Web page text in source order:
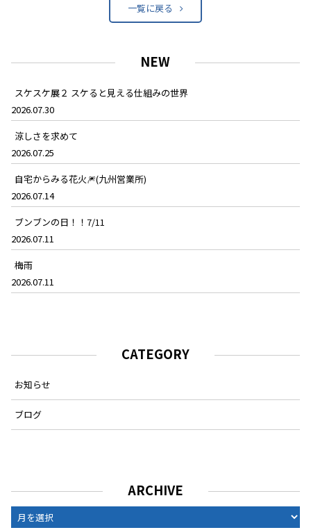
一覧に戻る
NEW
スケスケ展２ スケると見える仕組みの世界
2026.07.30
涼しさを求めて
2026.07.25
自宅からみる花火🎆(九州営業所)
2026.07.14
ブンブンの日！！7/11
2026.07.11
梅雨
2026.07.11
CATEGORY
お知らせ
ブログ
ARCHIVE
ARCHIVE